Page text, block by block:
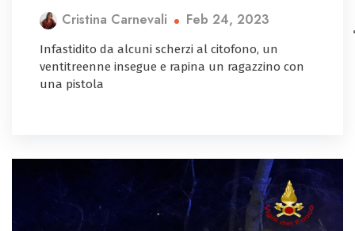
Cristina Carnevali Feb 24, 2023
Infastidito da alcuni scherzi al citofono, un
ventitreenne insegue e rapina un ragazzino con
una pistola